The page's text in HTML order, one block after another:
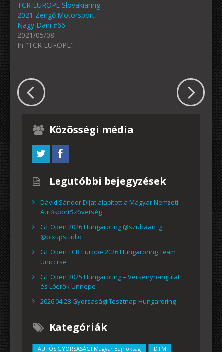
TCR EUROPE Slovakiaring
2021 Zengő Motorsport
Nagy Dani #66
2021/05/08
In "TCR EUROPE"
Közösségi média
Legutóbbi bejegyzések
Dávid Sándor Díjat alapított a Magyar Nemzeti
AutósportSzövetség
GT Open 2026 Hungaroring @szuhaan_g
@pixupstudio
GT Open TCR Europe 2026 Hungaroring Team
Unicorse
GT Open 2025 Hungaroring – Versenyhangulat
és Lóerők Ünnepe
2026.04.28 Gyorsasági Tesztnap Hungaroring
Kategóriák
AUTÓS GYORSASÁGI Magyar Bajnokság DTM